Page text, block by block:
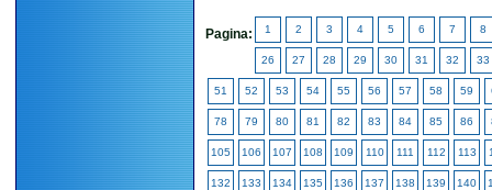
Pagina: 1 2 3 4 5 6 7 8
26 27 28 29 30 31 32 33
51 52 53 54 55 56 57 58 59
78 79 80 81 82 83 84 85 86
105 106 107 108 109 110 111 112 113
132 133 134 135 136 137 138 139 140